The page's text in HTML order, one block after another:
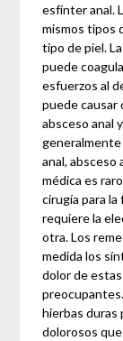
esfínter anal.
mismos tipos
tipo de piel.
puede
esfuerzos al
puede causar
absceso anal
generalmente
anal, absceso
médica es
cirugía para
requiere la
otra. Los
medida los
dolor de
hierbas duras
dolorosos